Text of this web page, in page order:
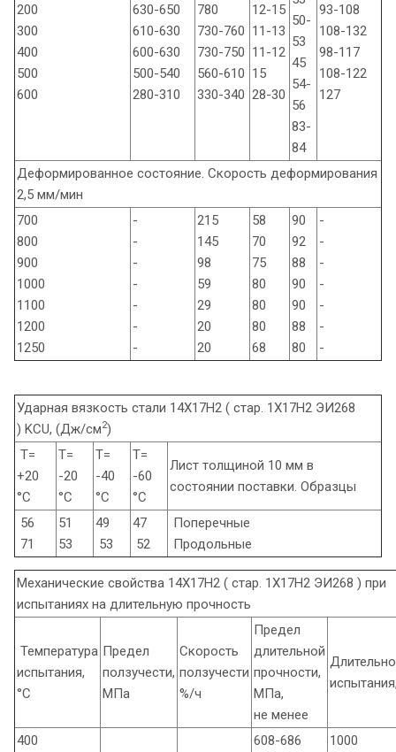
200
300
400
500
600
630-650
610-630
600-630
500-540
280-310
780
730-760
730-750
560-610
330-340
12-15
11-13
11-12
15
28-30
50-
53
45
54-
56
83-
84
93-108
108-132
98-117
108-122
127
Деформированное состояние. Скорость деформирования
2,5 мм/мин
700
800
900
1000
1100
1200
1250
-
-
-
-
-
-
-
215
145
98
59
29
20
20
58
70
75
80
80
80
68
90
92
88
90
90
88
80
-
-
-
-
-
-
-
Ударная вязкость стали 14Х17Н2 ( стар. 1Х17Н2 ЭИ268
) KCU, (Дж/см2)
Т=
+20
°С
Т=
-20
°С
Т=
-40
°С
Т=
-60
°С
Лист толщиной 10 мм в
состоянии поставки. Образцы
56
71
51
53
49
53
47
52
Поперечные
Продольные
Механические свойства 14Х17Н2 ( стар. 1Х17Н2 ЭИ268 ) при
испытаниях на длительную прочность
Температура
испытания,
°С
Предел
ползучести,
МПа
Скорость
ползучести
%/ч
Предел
длительной
прочности,
МПа,
не менее
400
608-686
1000